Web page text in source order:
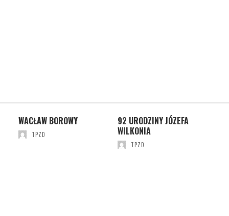
WACŁAW BOROWY
TPZD
92 URODZINY JÓZEFA
WILKONIA
TPZD